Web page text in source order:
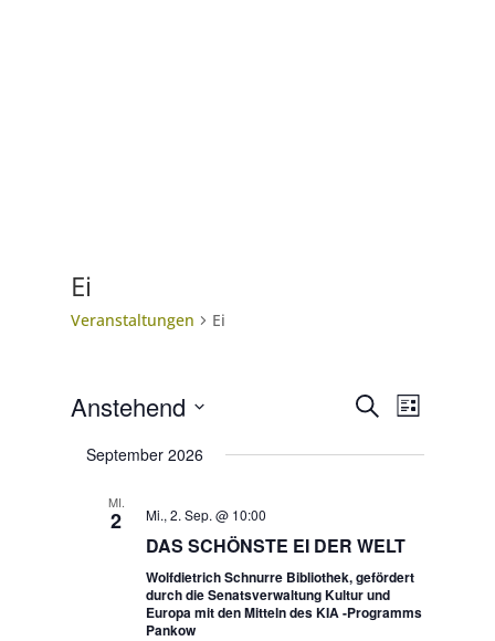
Ei
Veranstaltungen Ei
und
SucheListe
Anstehend
wählen.
September 2026
MI.
2 Mi., 2. Sep. @ 10:00
DAS SCHÖNSTE EI DER WELT
Wolfdietrich Schnurre Bibliothek, gefördert
durch die Senatsverwaltung Kultur und
Europa mit den Mitteln des KIA -Programms
Pankow